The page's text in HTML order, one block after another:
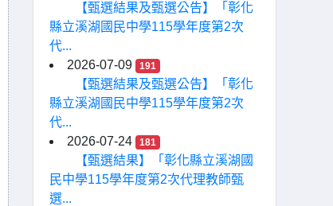
【甄選結果及甄選公告】「彰化
縣立溪湖國民中學115學年度第2次
代...
2026-07-09
191
【甄選結果及甄選公告】「彰化
縣立溪湖國民中學115學年度第2次
代...
2026-07-24
181
【甄選結果】「彰化縣立溪湖國
民中學115學年度第2次代理教師甄
選...